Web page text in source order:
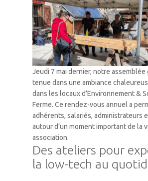
Jeudi 7 mai dernier, notre assemblée
tenue dans une ambiance
dans les locaux d’Environnement &
Ferme. Ce rendez-vous annuel a
adhérents, salariés, administrateurs
autour d’un moment important de la
association.
Des ateliers pour
la low-tech au